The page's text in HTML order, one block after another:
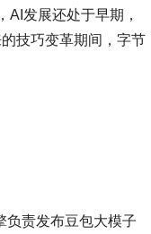
AI发展还处于早期，
技巧变革期间，字节
负责发布豆包大模子